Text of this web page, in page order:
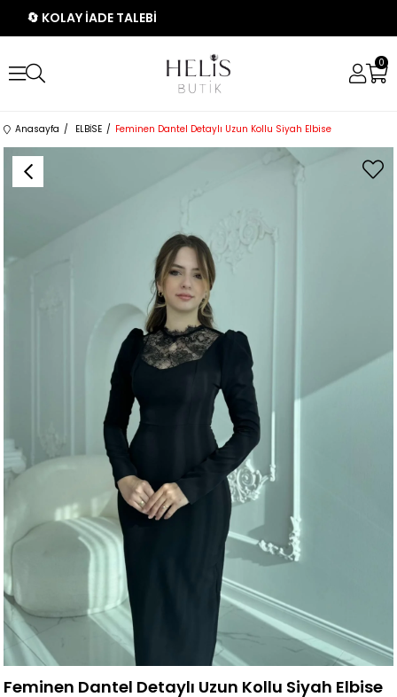
🔄 KOLAY İADE TALEBİ
0
Anasayfa ELBİSE Feminen Dantel Detaylı Uzun Kollu Siyah Elbise
Feminen Dantel Detaylı Uzun Kollu Siyah Elbise